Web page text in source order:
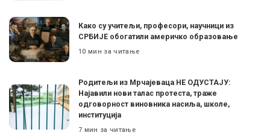
Како су учитељи, професори, научници из
СРБИЈЕ обогатили америчко образовање
10 мин за читање
Родитељи из Мрчајеваца НЕ ОДУСТАЈУ:
Најавили нови талас протеста, траже
одговорност виновника насиља, школе,
институција
7 мин за читање